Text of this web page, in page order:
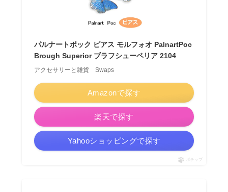
パルナートポック ピアス モルフォオ PalnartPoc
Brough Superior ブラフシューペリア 2104
アクセサリーと雑貨 Swaps
Amazonで探す
楽天で探す
Yahooショッピングで探す
ポチップ